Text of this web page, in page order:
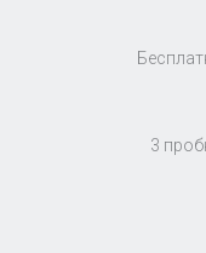
3